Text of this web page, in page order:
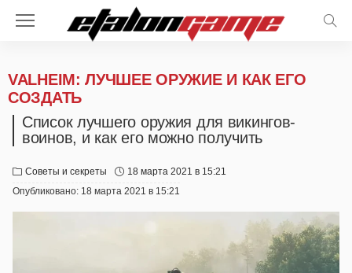
VALHEIM: ЛУЧШЕЕ ОРУЖИЕ И КАК ЕГО
СОЗДАТЬ
Список лучшего оружия для викингов-
воинов, и как его можно получить
Советы и секреты
18 марта 2021 в 15:21
Опубликовано: 18 марта 2021 в 15:21